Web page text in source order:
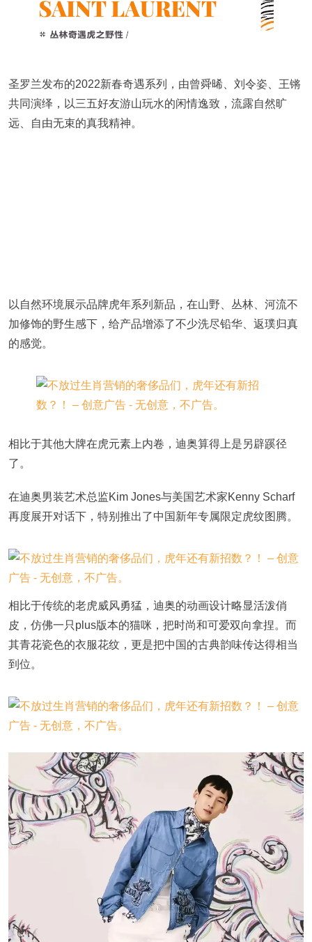
圣罗兰发布的2022新春奇遇系列，由曾舜晞、刘令姿、王锵
共同演绎，以三五好友游山玩水的闲情逸致，流露自然旷
远、自由无束的真我精神。
以自然环境展示品牌虎年系列新品，在山野、丛林、河流不
加修饰的野生感下，给产品增添了不少洗尽铅华、返璞归真
的感觉。
相比于其他大牌在虎元素上内卷，迪奥算得上是另辟蹊径
了。
在迪奥男装艺术总监Kim Jones与美国艺术家Kenny Scharf
再度展开对话下，特别推出了中国新年专属限定虎纹图腾。
相比于传统的老虎威风勇猛，迪奥的动画设计略显活泼俏
皮，仿佛一只plus版本的猫咪，把时尚和可爱双向拿捏。而
其青花瓷色的衣服花纹，更是把中国的古典韵味传达得相当
到位。